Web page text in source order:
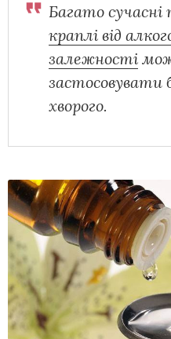
Багато
краплі від
залежності
застосовувати
хворого.